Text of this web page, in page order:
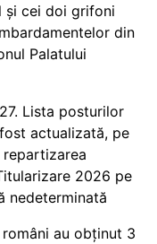
și cei doi grifoni
din
Palatului
Lista posturilor
actualizată, pe
2026 pe
nedeterminată
români au obținut 3